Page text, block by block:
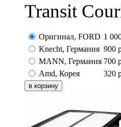
Transit
Оригинал, FORD 1
Knecht, Германия 900
MANN, Германия 700
Amd, Корея
320